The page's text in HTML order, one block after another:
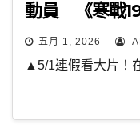
動員 《寒戰
五月 1, 2026
▲5/1連假看大片！